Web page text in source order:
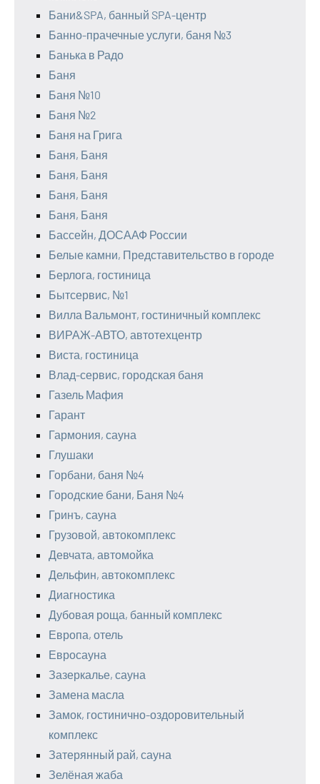
Бани&SPA, банный SPA-центр
Банно-прачечные услуги, баня №3
Банька в Радо
Баня
Баня №10
Баня №2
Баня на Грига
Баня, Баня
Баня, Баня
Баня, Баня
Баня, Баня
Бассейн, ДОСААФ России
Белые камни, Представительство в городе
Берлога, гостиница
Бытсервис, №1
Вилла Вальмонт, гостиничный комплекс
ВИРАЖ-АВТО, автотехцентр
Виста, гостиница
Влад-сервис, городская баня
Газель Мафия
Гарант
Гармония, сауна
Глушаки
Горбани, баня №4
Городские бани, Баня №4
Гринъ, сауна
Грузовой, автокомплекс
Девчата, автомойка
Дельфин, автокомплекс
Диагностика
Дубовая роща, банный комплекс
Европа, отель
Евросауна
Зазеркалье, сауна
Замена масла
Замок, гостинично-оздоровительный
комплекс
Затерянный рай, сауна
Зелёная жаба